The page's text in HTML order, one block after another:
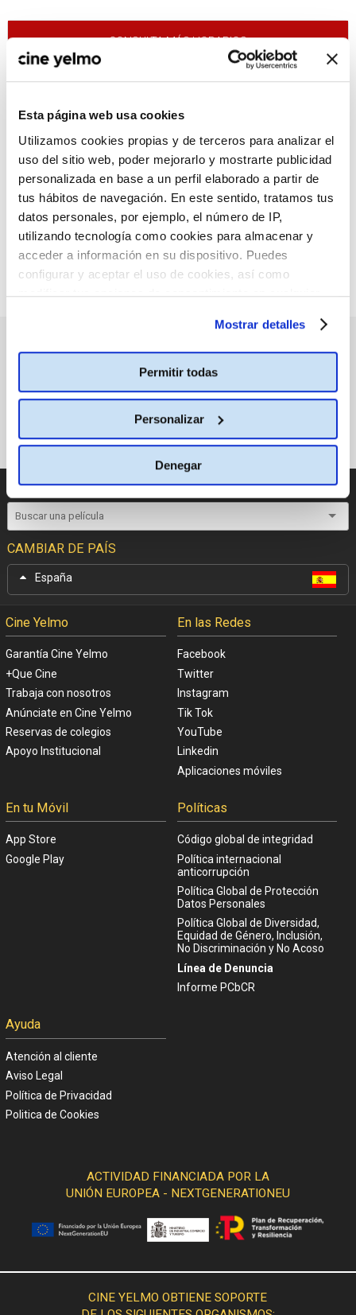
Esta página web usa cookies
Utilizamos cookies propias y de terceros para analizar el
uso del sitio web, poder mejorarlo y mostrarte publicidad
personalizada en base a un perfil elaborado a partir de
tus hábitos de navegación. En este sentido, tratamos tus
datos personales, por ejemplo, el número de IP,
utilizando tecnología como cookies para almacenar y
acceder a información en su dispositivo. Puedes
configurar y aceptar el uso de cookies, así como
modificar tus opciones de consentimiento en cualquier
Mostrar detalles
Permitir todas
Personalizar
Denegar
CONSULTA MÁS HORARIOS
:(
No hay películas con el
criterio de búsqueda
seleccionado.
PRÓXIMOS ESTRENOS
CATÁLOGO DE PELÍCULAS
CAMBIAR DE PAÍS
España
Cine Yelmo
Garantía Cine Yelmo
+Que Cine
Trabaja con nosotros
Anúnciate en Cine Yelmo
Reservas de colegios
Apoyo Institucional
En las Redes
Facebook
Twitter
Instagram
Tik Tok
YouTube
Linkedin
Aplicaciones móviles
En tu Móvil
App Store
Google Play
Políticas
Código global de integridad
Política internacional
anticorrupción
Política Global de Protección
Datos Personales
Política Global de Diversidad,
Equidad de Género, Inclusión,
No Discriminación y No Acoso
Línea de Denuncia
Informe PCbCR
Ayuda
Atención al cliente
Aviso Legal
Política de Privacidad
Politica de Cookies
ACTIVIDAD FINANCIADA POR LA
UNIÓN EUROPEA - NEXTGENERATIONEU
CINE YELMO OBTIENE SOPORTE